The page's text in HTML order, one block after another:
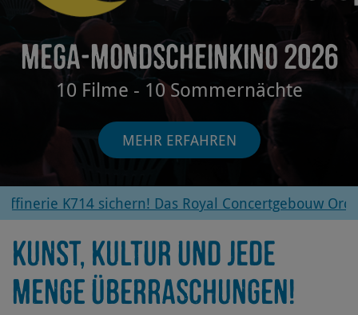
MEGA-MONDSCHEINKINO 2026
10 Filme - 10 Sommernächte
MEHR ERFAHREN
sichern! Das Royal Concertgebouw Orchestra
KUNST, KULTUR UND JEDE
MENGE ÜBERRASCHUNGEN!